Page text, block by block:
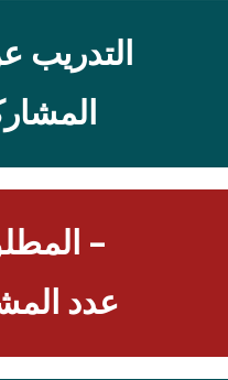
التدريب
المشاركة
-
عدد